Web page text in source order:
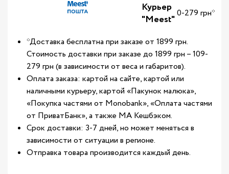
Курьер
"Meest"0-279 грн*
*Доставка бесплатна при заказе от 1899 грн.
Стоимость доставки при заказе до 1899 грн – 109-
279 грн (в зависимости от веса и габаритов).
Оплата заказа: картой на сайте, картой или
наличными курьеру, картой «Пакунок малюка»,
«Покупка частями от Monobank», «Оплата частями
от ПриватБанк», а также МА Кешбэком.
Срок доставки: 3-7 дней, но может меняться в
зависимости от ситуации в регионе.
Отправка товара производится каждый день.